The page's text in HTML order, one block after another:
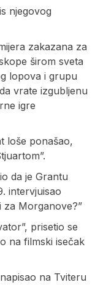
njegovog
zakazana za
širom sveta
lopova i grupu
vrate izgubljenu
igre
loše ponašao,
da je Grantu
intervjuisao
za Morganove?”
prisetio se
na filmski isečak
na Tviteru